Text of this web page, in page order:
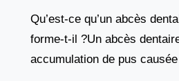
Qu’est-ce qu’un abcès
forme-t-il ?Un abcès
accumulation de pus